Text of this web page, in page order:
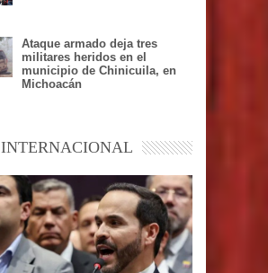
Ataque armado deja tres
militares heridos en el
municipio de Chinicuila, en
Michoacán
INTERNACIONAL